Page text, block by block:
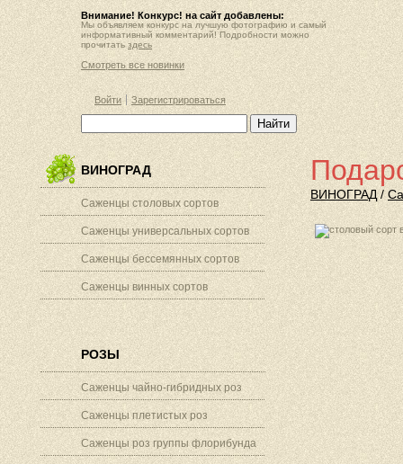
Внимание! Конкурс! на сайт добавлены:
Мы объявляем конкурс на лучшую фотографию и самый
информативный комментарий! Подробности можно
прочитать здесь
Смотреть все новинки
Войти Зарегистрироваться
ВИНОГРАД
Саженцы столовых сортов
Саженцы универсальных сортов
Саженцы бессемянных сортов
Саженцы винных сортов
РОЗЫ
Саженцы чайно-гибридных роз
Саженцы плетистых роз
Саженцы роз группы флорибунда
ВИНОГРАД/